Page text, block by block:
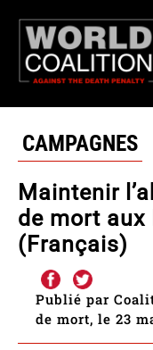
CAMPAGNES
Maintenir
de mort
(Français)
Publié par
de mort, le 23